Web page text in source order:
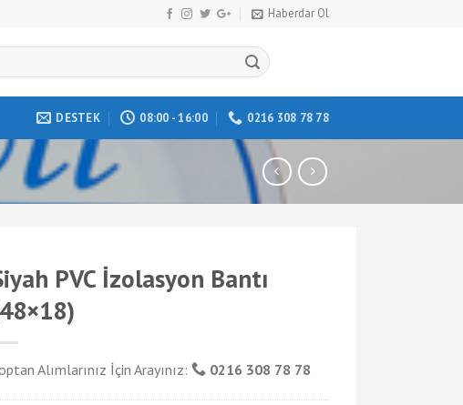
Haberdar Ol
DESTEK 08:00 - 16:00 0216 308 78 78
PVC İzolasyon Bantı
Alımlarınız İçin Arayınız: 0216 308 78 78